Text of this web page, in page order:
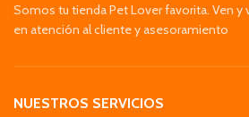
Somos tu tienda Pet Lover favorita. Ven y
en atención al cliente y asesoramiento
NUESTROS SERVICIOS